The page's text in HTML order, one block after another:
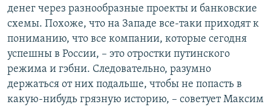
денег через разнообразные проекты и банковские
схемы. Похоже, что на Западе все-таки приходят к
пониманию, что все компании, которые сегодня
успешны в России, –​ это отростки путинского
режима и гэбни. Следовательно, разумно
держаться от них подальше, чтобы не попасть в
какую-нибудь грязную историю, – советует Максим